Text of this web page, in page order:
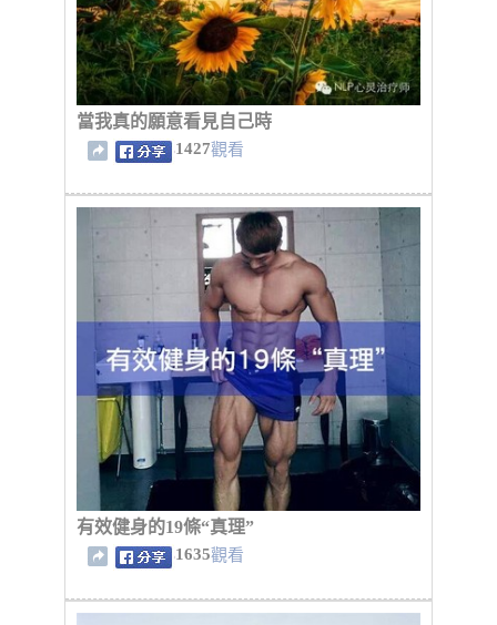
當我真的願意看見自己時
1427觀看
有效健身的19條“真理”
1635觀看